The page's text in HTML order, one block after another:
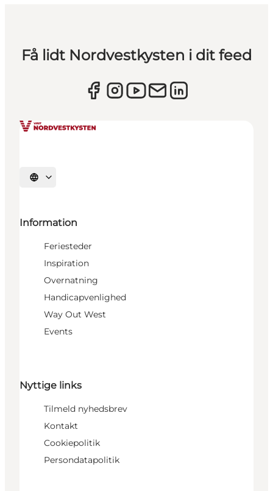
Få lidt Nordvestkysten i dit feed
Vælg sprog
Information
Feriesteder
Inspiration
Overnatning
Handicapvenlighed
Way Out West
Events
Nyttige links
Tilmeld nyhedsbrev
Kontakt
Cookiepolitik
Persondatapolitik